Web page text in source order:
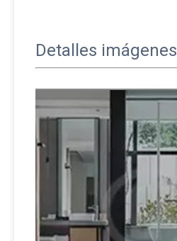
Detalles imágenes